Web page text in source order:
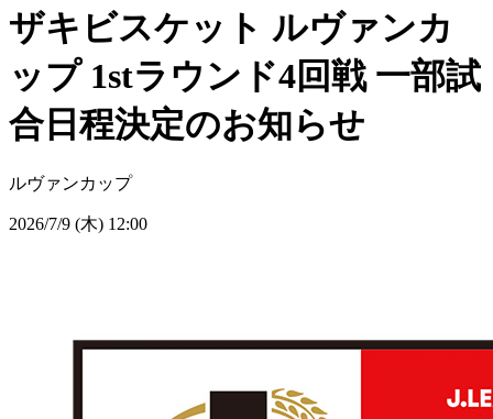
ザキビスケット ルヴァンカ
ップ 1stラウンド4回戦 一部試
合日程決定のお知らせ
ルヴァンカップ
2026/7/9 (木) 12:00